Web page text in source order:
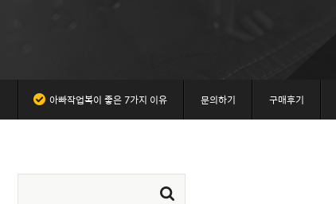
아빠작업복이 좋은 7가지 이유 문의하기 구매후기